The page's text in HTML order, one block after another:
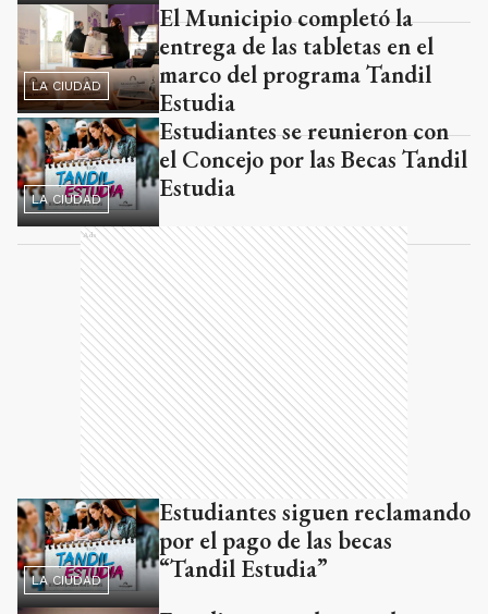
LA CIUDAD
El Municipio completó la
entrega de las tabletas en el
marco del programa Tandil
Estudia
LA CIUDAD
Estudiantes se reunieron con
el Concejo por las Becas Tandil
Estudia
Ads
LA CIUDAD
Estudiantes siguen reclamando
por el pago de las becas
“Tandil Estudia”